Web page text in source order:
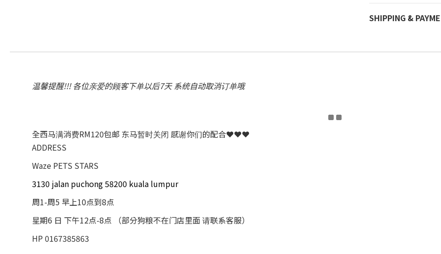
SHIPPING &
温馨提醒!!! 各位亲爱的顾客下单以后7天 系统自动取消订单哦
全西马满消费RM120包邮 东马暂时关闭 感谢你们的配合❤❤❤
ADDRESS
Waze PETS STARS
3130 jalan puchong 58200 kuala lumpur
周1-周5 早上10点到8点
星期6 日 下午12点-8点 （部分狗粮不在门店里面 请联系客服）
HP 0167385863